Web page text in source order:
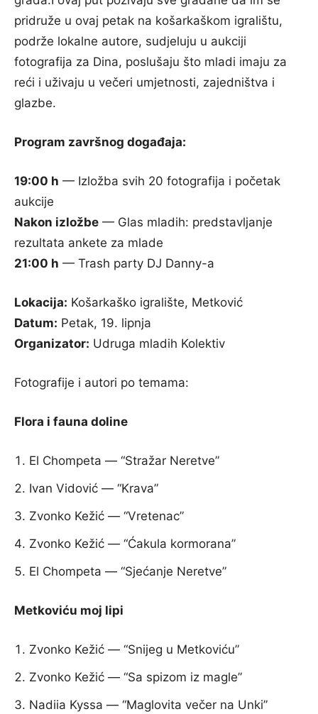
pridruže u ovaj petak na košarkaškom igralištu,
podrže lokalne autore, sudjeluju u aukciji
fotografija za Dina, poslušaju što mladi imaju za
reći i uživaju u večeri umjetnosti, zajedništva i
glazbe.
Program završnog događaja:
19:00 h — Izložba svih 20 fotografija i početak
aukcije
Nakon izložbe — Glas mladih: predstavljanje
rezultata ankete za mlade
21:00 h — Trash party DJ Danny-a
Lokacija: Košarkaško igralište, Metković
Datum: Petak, 19. lipnja
Organizator: Udruga mladih Kolektiv
Fotografije i autori po temama:
Flora i fauna doline
El Chompeta — “Stražar Neretve”
Ivan Vidović — “Krava”
Zvonko Kežić — “Vretenac”
Zvonko Kežić — “Ćakula kormorana”
El Chompeta — “Sjećanje Neretve”
Metkoviću moj lipi
Zvonko Kežić — “Snijeg u Metkoviću”
Zvonko Kežić — “Sa spizom iz magle”
Nadiia Kyssa — “Maglovita večer na Unki”